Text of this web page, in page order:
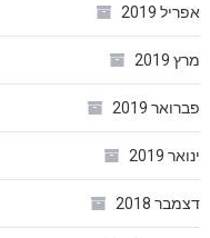
אפריל 2019
מרץ 2019
פברואר 2019
ינואר 2019
דצמבר 2018